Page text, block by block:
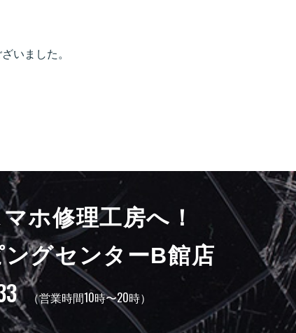
いました。
ホ修理工房へ！
グセンターB館店
（営業時間10時〜20時）